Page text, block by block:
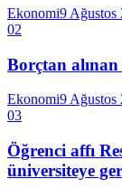
Ekonomi9 Ağustos
02
Borçtan alınan
Ekonomi9 Ağustos
03
Öğrenci affı
üniversiteye